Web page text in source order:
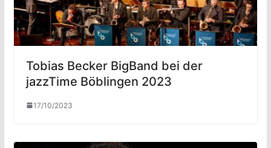
Tobias Becker BigBand bei der
jazzTime Böblingen 2023
17/10/2023